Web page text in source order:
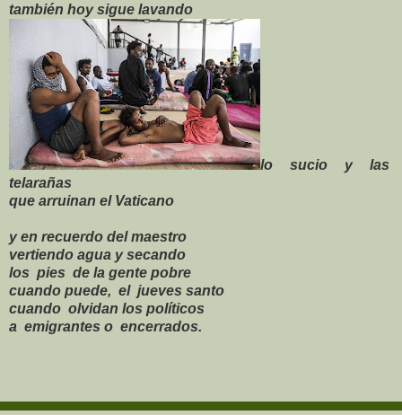
también hoy sigue lavando
lo sucio y las
telarañas
que arruinan el Vaticano
y en recuerdo del maestro
vertiendo agua y secando
los pies de la gente pobre
cuando puede, el jueves santo
cuando olvidan los políticos
a emigrantes o encerrados.